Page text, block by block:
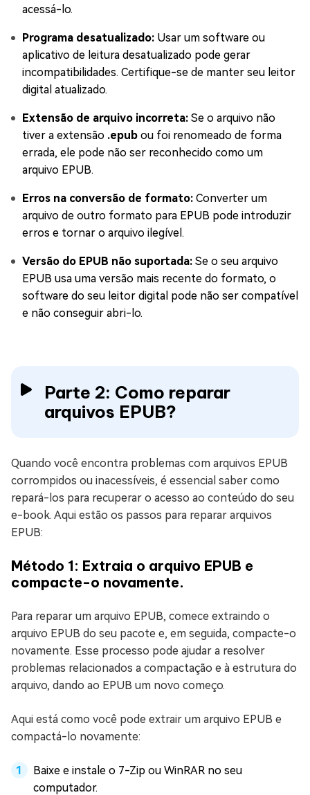
acessá-lo.
Programa desatualizado: Usar um software ou
aplicativo de leitura desatualizado pode gerar
incompatibilidades. Certifique-se de manter seu leitor
digital atualizado.
Extensão de arquivo incorreta: Se o arquivo não
tiver a extensão .epub ou foi renomeado de forma
errada, ele pode não ser reconhecido como um
arquivo EPUB.
Erros na conversão de formato: Converter um
arquivo de outro formato para EPUB pode introduzir
erros e tornar o arquivo ilegível.
Versão do EPUB não suportada: Se o seu arquivo
EPUB usa uma versão mais recente do formato, o
software do seu leitor digital pode não ser compatível
e não conseguir abri-lo.
Parte 2: Como reparar
arquivos EPUB?
Quando você encontra problemas com arquivos EPUB
corrompidos ou inacessíveis, é essencial saber como
repará-los para recuperar o acesso ao conteúdo do seu
e-book. Aqui estão os passos para reparar arquivos
EPUB:
Método 1: Extraia o arquivo EPUB e
compacte-o novamente.
Para reparar um arquivo EPUB, comece extraindo o
arquivo EPUB do seu pacote e, em seguida, compacte-o
novamente. Esse processo pode ajudar a resolver
problemas relacionados a compactação e à estrutura do
arquivo, dando ao EPUB um novo começo.
Aqui está como você pode extrair um arquivo EPUB e
compactá-lo novamente:
Baixe e instale o 7-Zip ou WinRAR no seu
computador.